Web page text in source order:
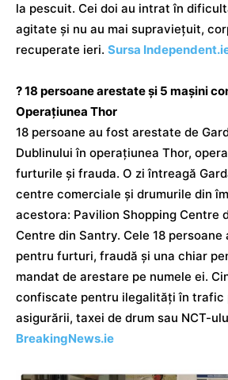
la pescuit. Cei doi au intrat în
agitate și nu au mai supraviețuit,
recuperate ieri. Sursa
? 18 persoane arestate și 5 mașini
Operațiunea Thor
18 persoane au fost arestate de
Dublinului în operațiunea Thor,
furturile și frauda. O zi întreagă
centre comerciale și drumurile din
acestora: Pavilion Shopping Centre
Centre din Santry. Cele 18
pentru furturi, fraudă și una chiar
mandat de arestare pe numele ei.
confiscate pentru ilegalități în trafic
asigurării, taxei de drum sau NCT-
BreakingNews.ie